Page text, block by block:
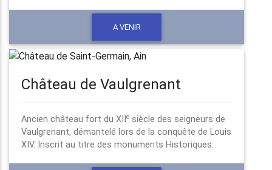
A VENIR
Château de Vaulgrenant
Ancien château fort du XII e siècle des seigneurs de
Vaulgrenant, démantelé lors de la conquête de Louis
XIV. Inscrit au titre des monuments Historiques.